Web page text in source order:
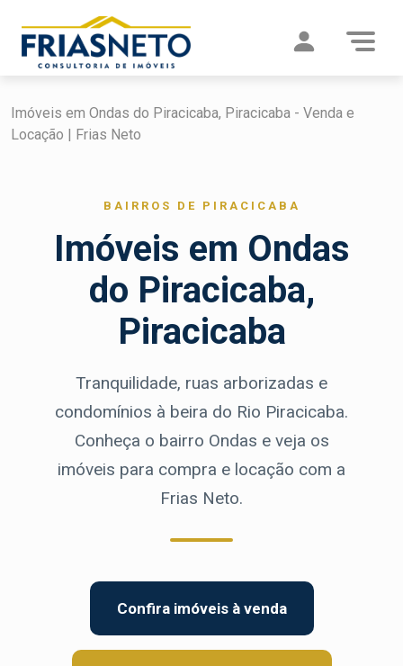
Imóveis em Ondas do Piracicaba, Piracicaba - Venda e
Locação | Frias Neto
BAIRROS DE PIRACICABA
Imóveis em Ondas
do Piracicaba,
Piracicaba
Tranquilidade, ruas arborizadas e
condomínios à beira do Rio Piracicaba.
Conheça o bairro Ondas e veja os
imóveis para compra e locação com a
Frias Neto.
Confira imóveis à venda